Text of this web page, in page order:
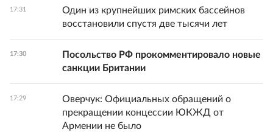
17:31
Один из крупнейших римских бассейнов
восстановили спустя две тысячи лет
17:30
Посольство РФ прокомментировало новые
санкции Британии
17:29
Оверчук: Официальных обращений о
прекращении концессии ЮКЖД от
Армении не было